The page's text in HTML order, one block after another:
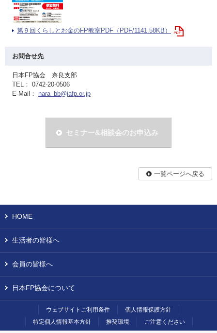
第９回くらしとお金のFP教室PDF（PDF/1141.58KB）
お問合せ先
日本FP協会 奈良支部
TEL： 0742-20-0506
E-Mail： nara_bb@jafp.or.jp
セミナー&相談会のお申込み
一覧ページへ戻る
HOME
生活者の皆様へ
会員の皆様へ
日本FP協会について
ウェブサイトご利用条件
個人情報保護方針
特定個人情報基本方針
推奨環境 ご注意ください